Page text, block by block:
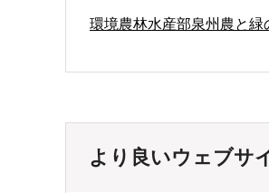
環境農林水産部泉州農と
より良いウェブサ